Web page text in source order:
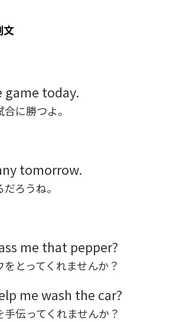
文
today.
に勝つよ。
tomorrow.
ろうね。
me that pepper?
とってくれませんか？
me wash the car?
伝ってくれませんか？